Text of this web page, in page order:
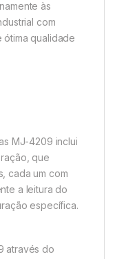
às
com
qualidade
MJ-4209 inclui
que
cada um com
a leitura do
específica.
através do